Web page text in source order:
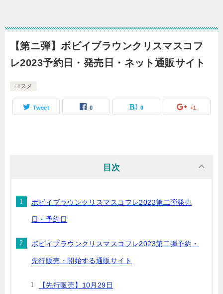
【第ニ弾】ボビイブラウンクリスマスコフ
レ2023予約日・発売日・ネット通販サイト
コスメ
Tweet 0 0 +1
目次
ボビイブラウンクリスマスコフレ2023第二弾発売
日・予約日
ボビイブラウンクリスマスコフレ2023第二弾予約・
先行販売・開始する通販サイト
【先行販売】10月29日